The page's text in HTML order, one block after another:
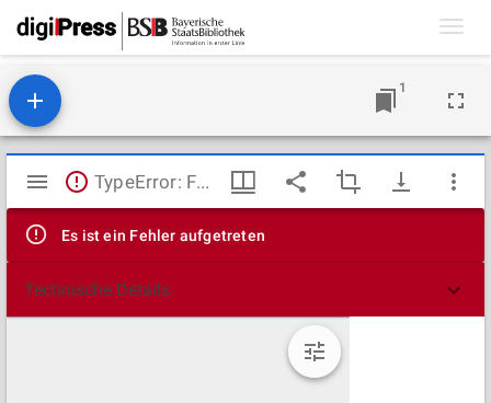
1
Mirador
Viewer
TypeError: Failed to fetch
Es ist ein Fehler aufgetreten
Technische Details